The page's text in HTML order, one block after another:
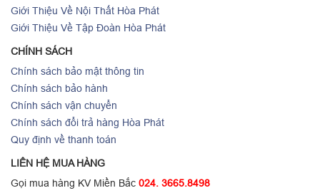
Giới Thiệu Về Nội Thất Hòa Phát
Giới Thiệu Về Tập Đoàn Hòa Phát
CHÍNH SÁCH
Chính sách bảo mật thông tin
Chính sách bảo hành
Chính sách vận chuyển
Chính sách đổi trả hàng Hòa Phát
Quy định về thanh toán
LIÊN HỆ MUA HÀNG
Gọi mua hàng KV Miền Bắc 024. 3665.8498